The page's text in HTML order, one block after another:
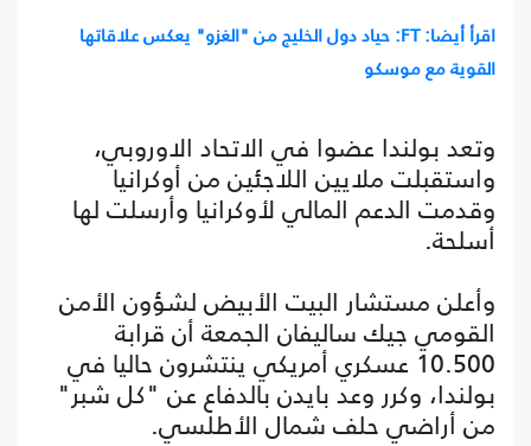
اقرأ أيضا: FT: حياد دول الخليج من "الغزو" يعكس علاقاتها
القوية مع موسكو
وتعد بولندا عضوا في الاتحاد الاوروبي،
واستقبلت ملايين اللاجئين من أوكرانيا
وقدمت الدعم المالي لأوكرانيا وأرسلت لها
أسلحة.
وأعلن مستشار البيت الأبيض لشؤون الأمن
القومي جيك ساليفان الجمعة أن قرابة
10.500 عسكري أمريكي ينتشرون حاليا في
بولندا، وكرر وعد بايدن بالدفاع عن "كل شبر"
من أراضي حلف شمال الأطلسي.